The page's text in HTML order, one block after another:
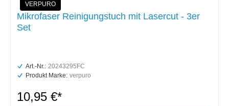
VERPURO
Mikrofaser Reinigungstuch mit Lasercut - 3er
Set
Art.-Nr.: 20243295FC
Produkt Marke: verpuro
10,95 €*